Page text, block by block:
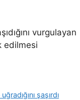
vurgulayan
edilmesi
şaşırdı